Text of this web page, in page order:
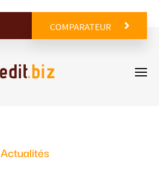
COMPARATEUR
Actualités